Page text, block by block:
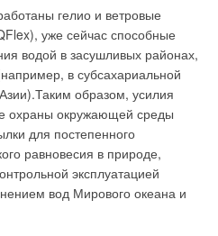
гелио и ветровые
уже сейчас способные
водой в засушливых районах,
в субсахариальной
образом, усилия
охраны окружающей среды
для постепенного
равновесия в природе,
эксплуатацией
вод Мирового океана и
также при понижении
(при прочих равных
стояк
соответствующем величине
стоков, то в
дефицита воздуха, и
давлению. При
движения водовоздушной
стоки
трубы, а внутри потока